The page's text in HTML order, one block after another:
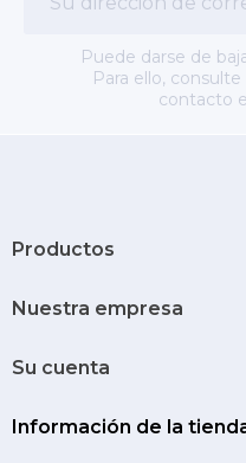
Puede darse de
Para ello,
contacto
Productos
Nuestra empresa
Su cuenta
Información de la